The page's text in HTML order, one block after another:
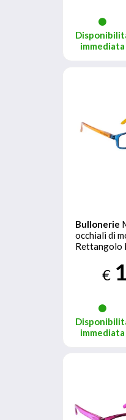
immediata
Bullonerie
occhiali di
Rettangolo
€
immediata